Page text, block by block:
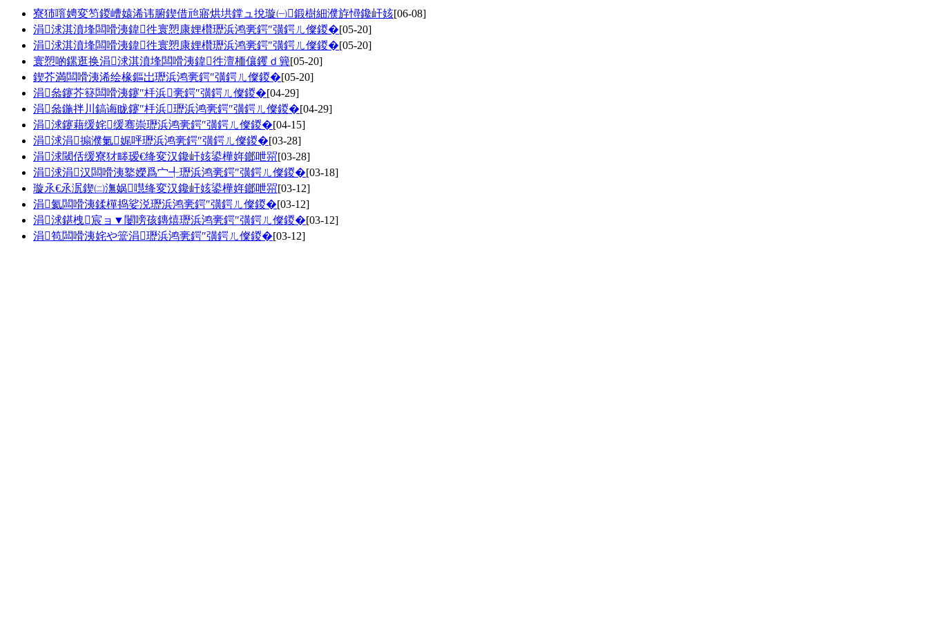
寮犻噾娉変笉鍐嶆媴浠讳腑鍥借兘寤烘垬鐣ュ挩璇㈠鍛樹細濮斿憳鑱屽姟[06-08]
涓浗淇濆埄闆嗗洟鍏徃寰愬康娌欑瓑浜鸿亴鍔″彉鍔ㄦ儏鍐�[05-20]
涓浗淇濆埄闆嗗洟鍏徃寰愬康娌欑瓑浜鸿亴鍔″彉鍔ㄦ儏鍐�[05-20]
寰愬啲鏍逛换涓浗淇濆埄闆嗗洟鍏徃澶栭儴钁ｄ簨[05-20]
鍥芥満闆嗗洟浠绘椽鏂岀瓑浜鸿亴鍔″彉鍔ㄦ儏鍐�[05-20]
涓叅鑳芥簮闆嗗洟鑳″杽浜亴鍔″彉鍔ㄦ儏鍐�[04-29]
涓叅鍦拌川鎬诲眬鑳″杽浜瓑浜鸿亴鍔″彉鍔ㄦ儏鍐�[04-29]
涓浗鑳藉缓姹缓骞崇瓑浜鸿亴鍔″彉鍔ㄦ儏鍐�[04-15]
涓浗涓搧濮氭娓呯瓑浜鸿亴鍔″彉鍔ㄦ儏鍐�[03-28]
涓浗閾佸缓寮犲畻瑷€绛変汉鑱屽姟鍙樺姩鎯呭喌[03-28]
涓浗涓汉闆嗗洟鐜嬫爲宀╃瓑浜鸿亴鍔″彉鍔ㄦ儏鍐�[03-18]
璇氶€氶泦鍥㈡潕娲嚖绛変汉鑱屽姟鍙樺姩鎯呭喌[03-12]
涓氦闆嗗洟鍒樿捣娑涚瓑浜鸿亴鍔″彉鍔ㄦ儏鍐�[03-12]
涓浗鍖栧宸ョ▼闄嗙孩鏄熺瓑浜鸿亴鍔″彉鍔ㄦ儏鍐�[03-12]
涓笣闆嗗洟姹や簹涓瓑浜鸿亴鍔″彉鍔ㄦ儏鍐�[03-12]